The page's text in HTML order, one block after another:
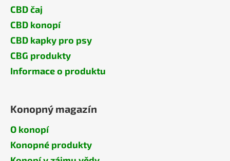
CBD čaj
CBD konopí
CBD kapky pro psy
CBG produkty
Informace o produktu
Konopný magazín
O konopí
Konopné produkty